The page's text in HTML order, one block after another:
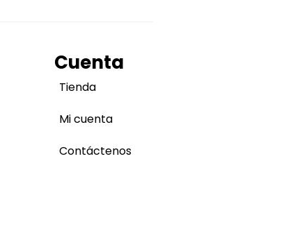
Cuenta
Tienda
Mi cuenta
Contáctenos